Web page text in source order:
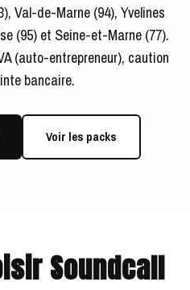
Val-de-Marne (94), Yvelines
(95) et Seine-et-Marne (77).
(auto-entrepreneur), caution
bancaire.
Voir les packs
Soundcall